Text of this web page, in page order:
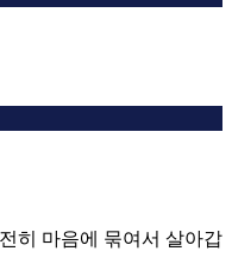
히 마음에 묶여서 살아갑